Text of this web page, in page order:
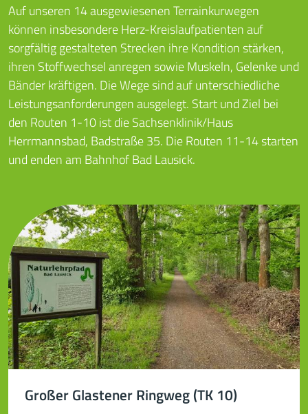
Auf unseren 14 ausgewiesenen Terrainkurwegen
können insbesondere Herz-Kreislaufpatienten auf
sorgfältig gestalteten Strecken ihre Kondition stärken,
ihren Stoffwechsel anregen sowie Muskeln, Gelenke und
Bänder kräftigen. Die Wege sind auf unterschiedliche
Leistungsanforderungen ausgelegt. Start und Ziel bei
den Routen 1-10 ist die Sachsenklinik/Haus
Herrmannsbad, Badstraße 35. Die Routen 11-14 starten
und enden am Bahnhof Bad Lausick.
Großer Glastener Ringweg (TK 10)